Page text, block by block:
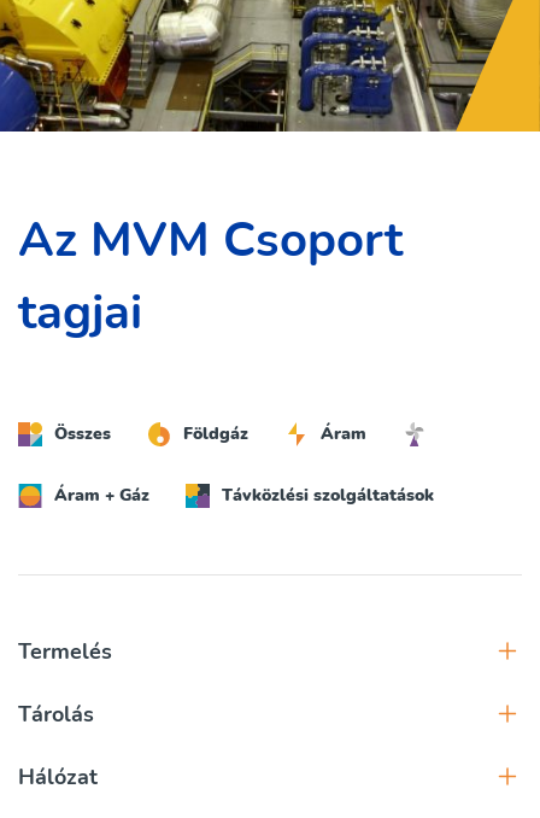
Az MVM Csoport
tagjai
Összes Földgáz Áram
Áram + Gáz Távközlési szolgáltatások
Termelés
Tárolás
Hálózat